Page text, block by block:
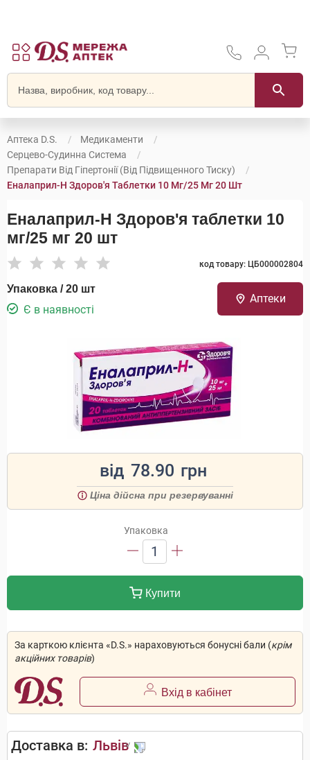
Аптека D.S.
Медикаменти
Серцево-Судинна Система
Препарати Від Гіпертонії (від Підвищенного Тиску)
Еналаприл-H Здоров'я Таблетки 10 Мг/25 Мг 20 Шт
Еналаприл-H Здоров'я таблетки 10
мг/25 мг 20 шт
код товару: ЦБ000002804
Упаковка / 20 шт
Є в наявності
Аптеки
від 78.90 грн
Ціна дійсна при резервуванні
Упаковка
1
Купити
За карткою клієнта «D.S.» нараховуються бонусні бали (крім
акційних товарів)
Вхід в кабінет
Доставка в: Львів